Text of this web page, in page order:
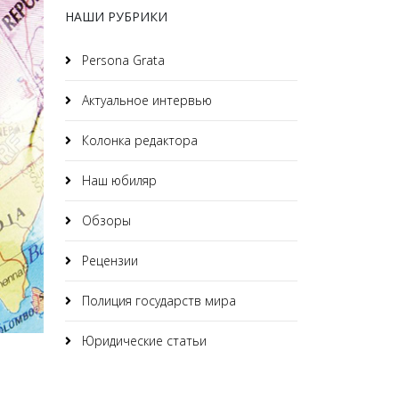
НАШИ РУБРИКИ
Persona Grata
Актуальное интервью
Колонка редактора
Наш юбиляр
Обзоры
Рецензии
Полиция государств мира
Юридические статьи